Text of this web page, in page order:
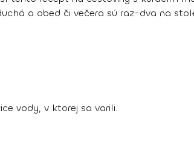
a obed či večera sú raz-dva na
vody, v ktorej sa varili.